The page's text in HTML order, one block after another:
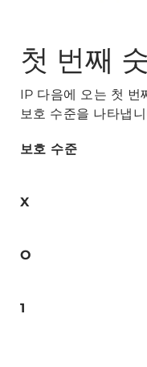
첫 번째
IP 다음에 오는 첫 번
보호 수준을 나타냅
보호 수준
X
O
1